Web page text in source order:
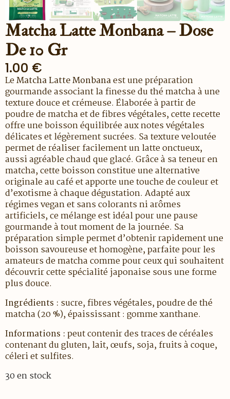
Matcha Latte Monbana – Dose
De 10 Gr
1.00 €
LeMatcha Latte Monbanaest une préparation
gourmande associant la finesse du thé matcha à une
texture douce et crémeuse. Élaborée à partir de
poudre de matcha et de fibres végétales, cette recette
offre une boisson équilibrée aux notes végétales
délicates et légèrement sucrées. Sa texture veloutée
permet de réaliser facilement un latte onctueux,
aussi agréable chaud que glacé. Grâce à sa teneur en
matcha, cette boisson constitue une alternative
originale au café et apporte une touche de couleur et
d’exotisme à chaque dégustation. Adapté aux
régimes vegan et sans colorants ni arômes
artificiels, ce mélange est idéal pour une pause
gourmande à tout moment de la journée. Sa
préparation simple permet d’obtenir rapidement une
boisson savoureuse et homogène, parfaite pour les
amateurs de matcha comme pour ceux qui souhaitent
découvrir cette spécialité japonaise sous une forme
plus douce.
Ingrédients : sucre, fibres végétales, poudre de thé
matcha (20 %), épaississant : gomme xanthane.
Informations :peut contenir des traces de céréales
contenant du gluten, lait, œufs, soja, fruits à coque,
céleri et sulfites.
30 en stock